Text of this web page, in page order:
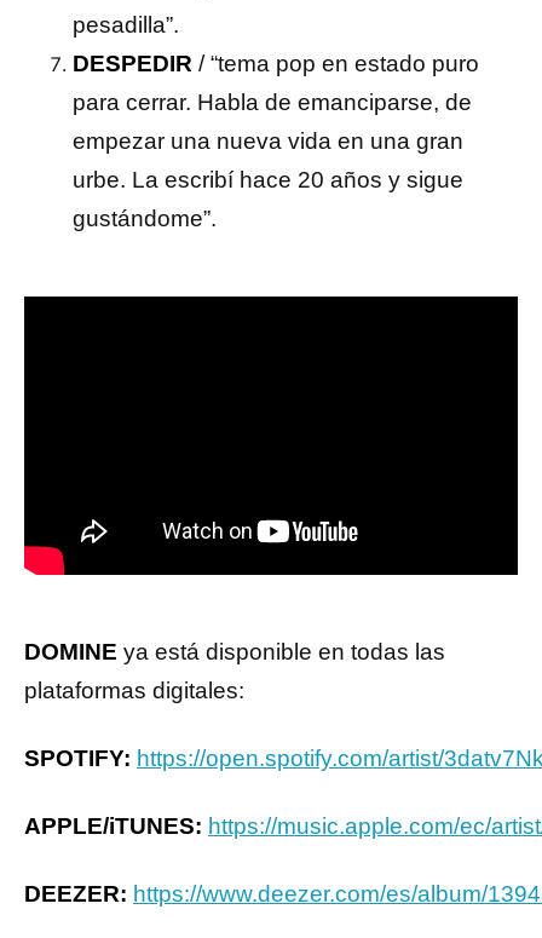
pesadilla”.
DESPEDIR / “tema pop en estado puro
para cerrar. Habla de emanciparse, de
empezar una nueva vida en una gran
urbe. La escribí hace 20 años y sigue
gustándome”.
DOMINE ya está disponible en todas las
plataformas digitales:
SPOTIFY: https://open.spotify.com/artist/
APPLE/iTUNES: https://music.apple.com/ec/
DEEZER: https://www.deezer.com/es/album/